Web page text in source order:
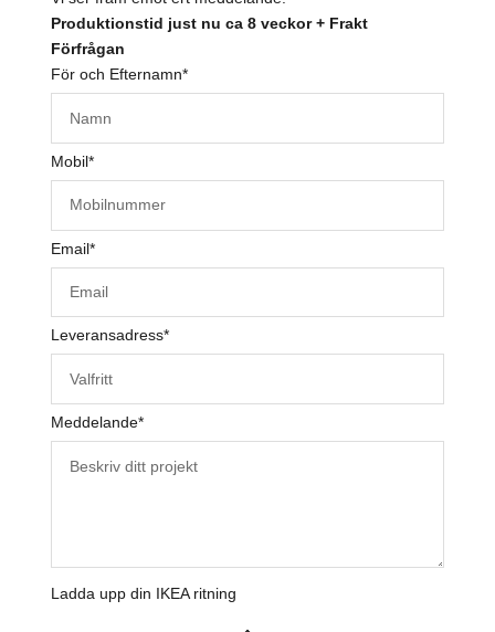
Produktionstid just nu ca 8 veckor + Frakt
Förfrågan
För och Efternamn*
Mobil*
Email*
Leveransadress*
Meddelande*
Ladda upp din IKEA ritning